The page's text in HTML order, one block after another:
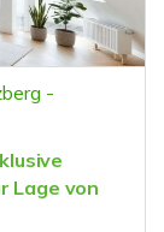
-
Lage von